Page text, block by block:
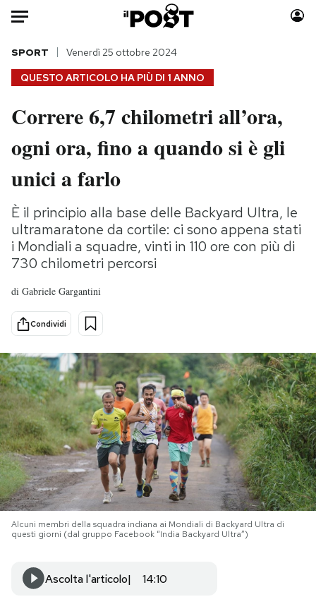
Auto
HOME
Italia
Politica
Tecnologia
Scienza
Cultura
Economia
Moda
Consumismi
Media
Europa
NEWSLETTER
I MIEI PREFERITI
SHOP
CALENDARIO
AREA PERSONALE
QUESTO ARTICOLO HA PIÙ DI 1 ANNO
SPORT Venerdì 25 ottobre 2024
Correre 6,7 chilometri all’ora,
ogni ora, fino a quando si è gli
unici a farlo
È il principio alla base delle Backyard Ultra, le
ultramaratone da cortile: ci sono appena stati
i Mondiali a squadre, vinti in 110 ore con più di
730 chilometri percorsi
di Gabriele Gargantini
Condividi
Alcuni membri della squadra indiana ai Mondiali di Backyard Ultra di
questi giorni (dal gruppo Facebook “India Backyard Ultra”)
Ascolta l'articolo 14:10